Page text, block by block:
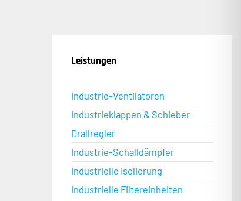
Leistungen
Industrie-Ventilatoren
Industrieklappen & Schieber
Drallregler
Industrie-Schalldämpfer
Industrielle Isolierung
Industrielle Filtereinheiten